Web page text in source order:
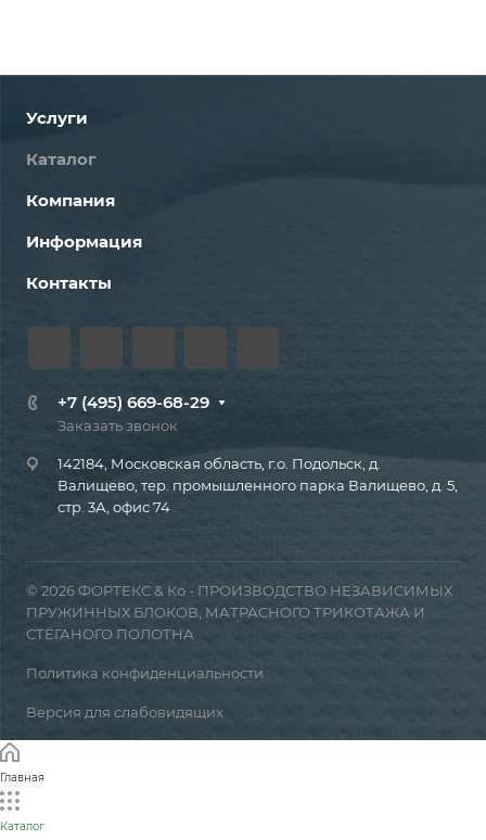
Услуги
Каталог
Компания
Информация
Контакты
+7 (495) 669-68-29
Заказать звонок
142184, Московская область, г.о. Подольск, д.
Валищево, тер. промышленного парка Валищево, д. 5,
стр. 3А, офис 74
© 2026 ФОРТЕКС & Ко - ПРОИЗВОДСТВО НЕЗАВИСИМЫХ
ПРУЖИННЫХ БЛОКОВ, МАТРАСНОГО ТРИКОТАЖА И
СТЁГАНОГО ПОЛОТНА
Политика конфиденциальности
Версия для слабовидящих
Главная
Каталог